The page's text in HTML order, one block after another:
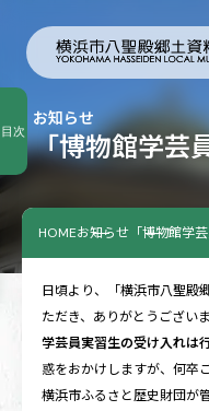
「博物館学芸
お知らせ
HOMEお知らせ 「博物館学
日頃より、「横浜市八聖殿
ただき、ありがとうござい
学芸員実習生の受け入れは
惑をおかけしますが、何卒
横浜市ふるさと歴史財団が
目次